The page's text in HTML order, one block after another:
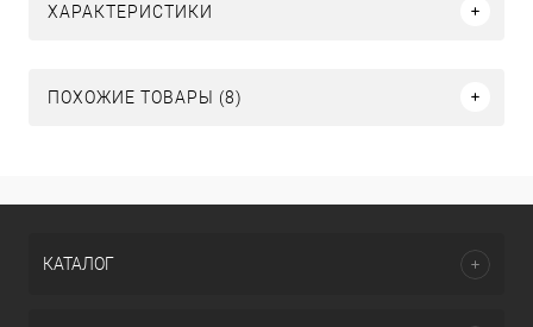
ХАРАКТЕРИСТИКИ
ПОХОЖИЕ ТОВАРЫ (8)
КАТАЛОГ